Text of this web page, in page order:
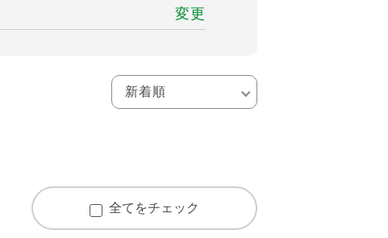
変更
全てをチェック